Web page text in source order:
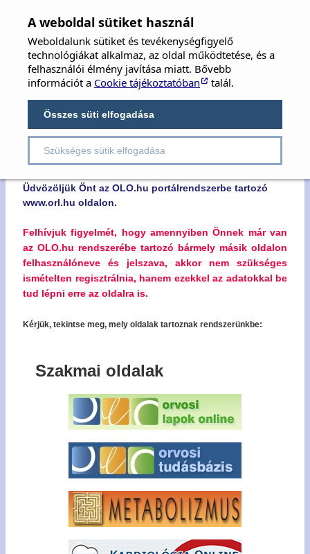
MFOE
MAGYAR FÜL-, ORR-, GÉGE ÉS FEJ-,
NYAKSEBÉSZ ORVOSOK EGYESÜLETE
Hungarian Society of Oto-Rhino-Laryngology,
Head & Neck Surgery
Kedves Látogatónk!
Üdvözöljük Önt az OLO.hu portálrendszerbe tartozó
www.orl.hu oldalon.
Felhívjuk figyelmét, hogy amennyiben Önnek már van
az OLO.hu rendszerébe tartozó bármely másik oldalon
felhasználóneve és jelszava, akkor nem szükséges
ismételten regisztrálnia, hanem ezekkel az adatokkal be
tud lépni erre az oldalra is.
Kérjük, tekintse meg, mely oldalak tartoznak rendszerünkbe:
Szakmai oldalak
A weboldal sütiket használ
Weboldalunk sütiket és tevékenységfigyelő
technológiákat alkalmaz, az oldal működtetése, és a
felhasználói élmény javítása miatt. Bővebb
információt a Cookie tájékoztatóban talál.
Összes süti elfogadása
Szükséges sütik elfogadása